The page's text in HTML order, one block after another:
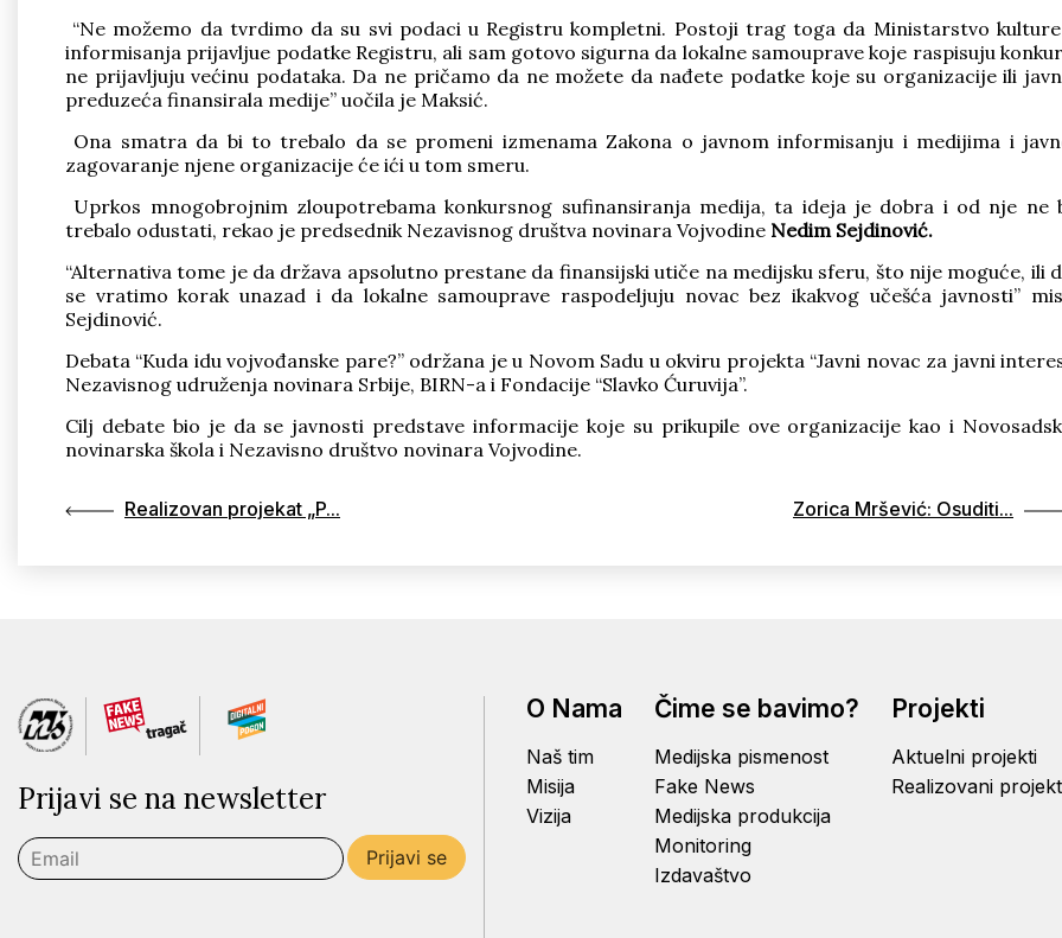
“Ne možemo da tvrdimo da su svi podaci u Registru kompletni. Postoji trag toga da Ministarstvo
informisanja prijavljue podatke Registru, ali sam gotovo sigurna da lokalne samouprave koje raspisuju
ne prijavljuju većinu podataka. Da ne pričamo da ne možete da nađete podatke koje su organizacije ili
preduzeća finansirala medije” uočila je Maksić.
Ona smatra da bi to trebalo da se promeni izmenama Zakona o javnom informisanju i medijima i
zagovaranje njene organizacije će ići u tom smeru.
Uprkos mnogobrojnim zloupotrebama konkursnog sufinansiranja medija, ta ideja je dobra i od nje ne
trebalo odustati, rekao je predsednik Nezavisnog društva novinara Vojvodine Nedim Sejdinović.
“Alternativa tome je da država apsolutno prestane da finansijski utiče na medijsku sferu, što nije moguće, ili
se vratimo korak unazad i da lokalne samouprave raspodeljuju novac bez ikakvog učešća javnosti”
Sejdinović.
Debata “Kuda idu vojvođanske pare?” održana je u Novom Sadu u okviru projekta “Javni novac za javni
Nezavisnog udruženja novinara Srbije, BIRN-a i Fondacije “Slavko Ćuruvija”.
Cilj debate bio je da se javnosti predstave informacije koje su prikupile ove organizacije kao i
novinarska škola i Nezavisno društvo novinara Vojvodine.
Realizovan projekat „P... Zorica Mršević: Osuditi...
Prijavi se na newsletter
O Nama
Naš tim
Misija
Vizija
Čime se bavimo?
Medijska pismenost
Fake News
Medijska produkcija
Monitoring
Izdavaštvo
Projekti
Aktuelni projekti
Realizovani